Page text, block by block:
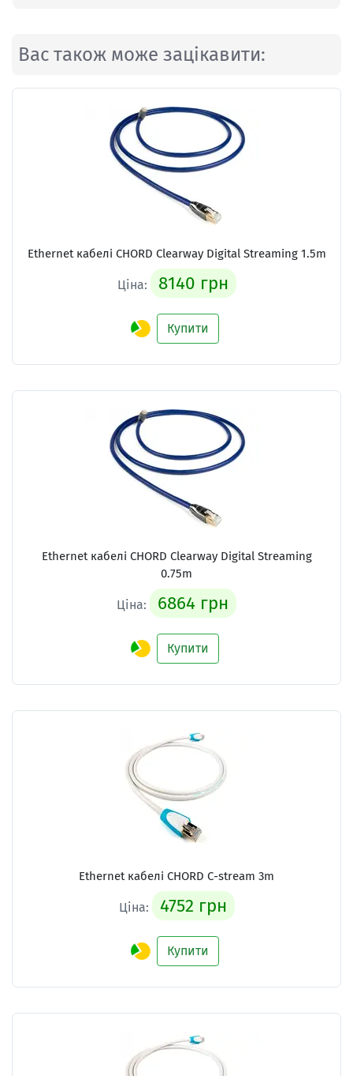
Вас також може зацікавити:
Ethernet кабелі CHORD Clearway Digital Streaming 1.5m
Ціна: 8140 грн
Купити
Ethernet кабелі CHORD Clearway Digital Streaming
0.75m
Ціна: 6864 грн
Купити
Ethernet кабелі CHORD C-stream 3m
Ціна: 4752 грн
Купити